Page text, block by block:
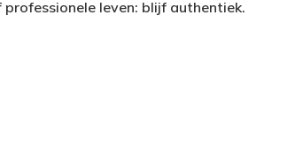
leven: blijf authentiek.